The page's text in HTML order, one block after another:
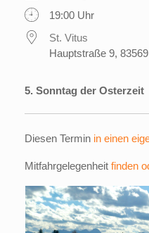
19:00 Uhr
St. Vitus
Hauptstraße 9,
5. Sonntag der Osterzeit
Diesen Termin in einen
Mitfahrgelegenheit finden